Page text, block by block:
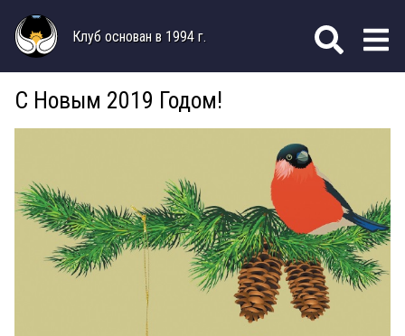
Клуб основан в 1994 г.
С Новым 2019 Годом!